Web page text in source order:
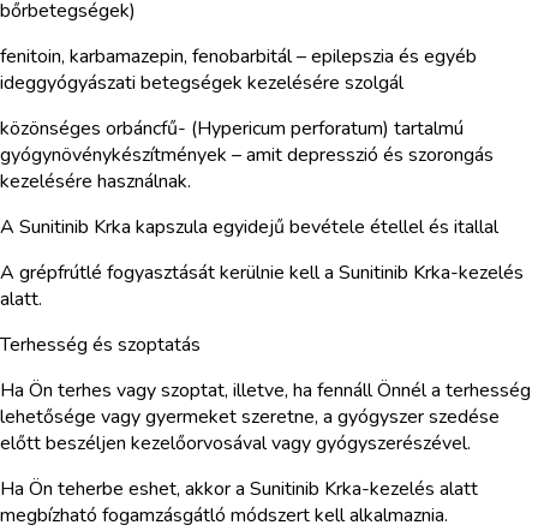
bőrbetegségek)
fenitoin, karbamazepin, fenobarbitál – epilepszia és egyéb
ideggyógyászati betegségek kezelésére szolgál
közönséges orbáncfű- (Hypericum perforatum) tartalmú
gyógynövénykészítmények – amit depresszió és szorongás
kezelésére használnak.
A Sunitinib Krka kapszula egyidejű bevétele étellel és itallal
A grépfrútlé fogyasztását kerülnie kell a Sunitinib Krka-kezelés
alatt.
Terhesség és szoptatás
Ha Ön terhes vagy szoptat, illetve, ha fennáll Önnél a terhesség
lehetősége vagy gyermeket szeretne, a gyógyszer szedése
előtt beszéljen kezelőorvosával vagy gyógyszerészével.
Ha Ön teherbe eshet, akkor a Sunitinib Krka-kezelés alatt
megbízható fogamzásgátló módszert kell alkalmaznia.